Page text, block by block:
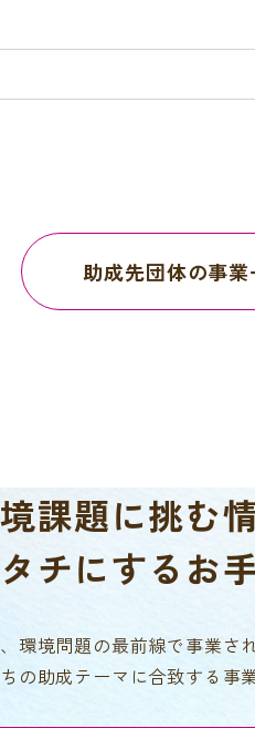
助成先団体の事
課題に挑む
チにするお手
環境問題の最前線で事業さ
の助成テーマに合致する事